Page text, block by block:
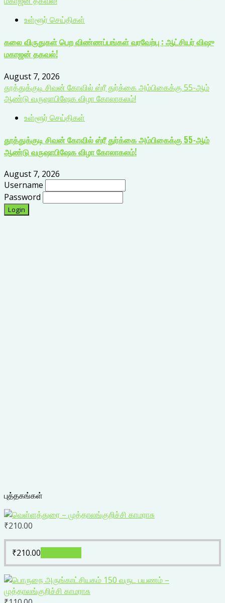
உள்ளூர் செய்திகள்
கலை விருதுகள் பெற விண்ணப்பங்கள் வரவேற்பு : ஆட்சியர் விஷு
மகாஜன் தகவல்!
August 7, 2026
தூத்துக்குடி சிவன் கோவில் ஸ்ரீ துர்க்கை அம்பிகைக்கு 55-ஆம்
ஆண்டு வருஷாபிஷேக விழா கோலாகலம்!
உள்ளூர் செய்திகள்
தூத்துக்குடி சிவன் கோவில் ஸ்ரீ துர்க்கை அம்பிகைக்கு 55-ஆம்
ஆண்டு வருஷாபிஷேக விழா கோலாகலம்!
August 7, 2026
Username
Password
புத்தகங்கள்
₹210.00
₹210.00